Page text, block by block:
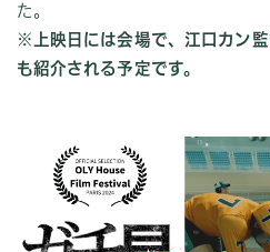
た。
※上映日には会場で、江口カン
も紹介される予定です。